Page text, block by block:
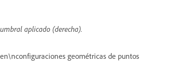
aplicado (derecha).
geométricas de puntos